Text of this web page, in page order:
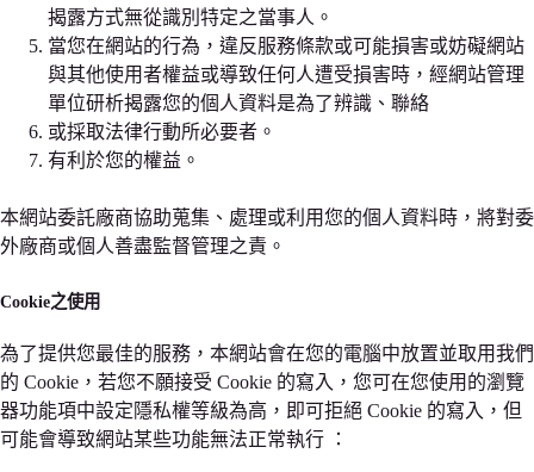
揭露方式無從識別特定之當事人。
當您在網站的行為，違反服務條款或可能損害或妨礙網站
與其他使用者權益或導致任何人遭受損害時，經網站管理
單位研析揭露您的個人資料是為了辨識、聯絡
或採取法律行動所必要者。
有利於您的權益。
本網站委託廠商協助蒐集、處理或利用您的個人資料時，將對委
外廠商或個人善盡監督管理之責。
Cookie之使用
為了提供您最佳的服務，本網站會在您的電腦中放置並取用我們
的 Cookie，若您不願接受 Cookie 的寫入，您可在您使用的瀏覽
器功能項中設定隱私權等級為高，即可拒絕 Cookie 的寫入，但
可能會導致網站某些功能無法正常執行 ：